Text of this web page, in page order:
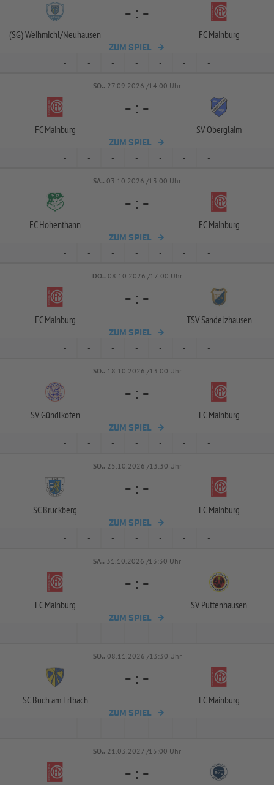
(SG) Weihmichl/Neuhausen
- : -
FC Mainburg
ZUM SPIEL
- - - - - - -
SO.. 27.09.2026 /14:00 Uhr
FC Mainburg
- : -
SV Oberglaim
ZUM SPIEL
- - - - - - -
SA.. 03.10.2026 /13:00 Uhr
FC Hohenthann
- : -
FC Mainburg
ZUM SPIEL
- - - - - - -
DO.. 08.10.2026 /17:00 Uhr
FC Mainburg
- : -
TSV Sandelzhausen
ZUM SPIEL
- - - - - - -
SO.. 18.10.2026 /13:00 Uhr
SV Gündlkofen
- : -
FC Mainburg
ZUM SPIEL
- - - - - - -
SO.. 25.10.2026 /13:30 Uhr
SC Bruckberg
- : -
FC Mainburg
ZUM SPIEL
- - - - - - -
SA.. 31.10.2026 /13:30 Uhr
FC Mainburg
- : -
SV Puttenhausen
ZUM SPIEL
- - - - - - -
SO.. 08.11.2026 /13:30 Uhr
SC Buch am Erlbach
- : -
FC Mainburg
ZUM SPIEL
- - - - - - -
SO.. 21.03.2027 /15:00 Uhr
- : -